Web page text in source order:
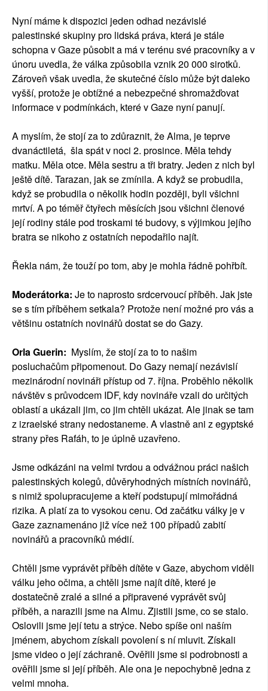
Nyní máme k dispozici jeden odhad nezávislé
palestinské skupiny pro lidská práva, která je stále
schopna v Gaze působit a má v terénu své pracovníky a v
únoru uvedla, že válka způsobila vznik 20 000 sirotků.
Zároveň však uvedla, že skutečné číslo může být daleko
vyšší, protože je obtížné a nebezpečné shromažďovat
informace v podmínkách, které v Gaze nyní panují.
A myslím, že stojí za to zdůraznit, že Alma, je teprve
dvanáctiletá, šla spát v noci 2. prosince. Měla tehdy
matku. Měla otce. Měla sestru a tři bratry. Jeden z nich byl
ještě dítě. Tarazan, jak se zmínila. A když se probudila,
když se probudila o několik hodin později, byli všichni
mrtví. A po téměř čtyřech měsících jsou všichni členové
její rodiny stále pod troskami té budovy, s výjimkou jejího
bratra se nikoho z ostatních nepodařilo najít.
Řekla nám, že touží po tom, aby je mohla řádně pohřbít.
Moderátorka: Je to naprosto srdcervoucí příběh. Jak jste
se s tím příběhem setkala? Protože není možné pro vás a
většinu ostatních novinářů dostat se do Gazy.
Orla Guerin: Myslím, že stojí za to to našim
posluchačům připomenout. Do Gazy nemají nezávislí
mezinárodní novináři přístup od 7. října. Proběhlo několik
návštěv s průvodcem IDF, kdy novináře vzali do určitých
oblastí a ukázali jim, co jim chtěli ukázat. Ale jinak se tam
z izraelské strany nedostaneme. A vlastně ani z egyptské
strany přes Rafáh, to je úplně uzavřeno.
Jsme odkázáni na velmi tvrdou a odvážnou práci našich
palestinských kolegů, důvěryhodných místních novinářů,
s nimiž spolupracujeme a kteří podstupují mimořádná
rizika. A platí za to vysokou cenu. Od začátku války je v
Gaze zaznamenáno již více než 100 případů zabití
novinářů a pracovníků médií.
Chtěli jsme vyprávět příběh dítěte v Gaze, abychom viděli
válku jeho očima, a chtěli jsme najít dítě, které je
dostatečně zralé a silné a připravené vyprávět svůj
příběh, a narazili jsme na Almu. Zjistili jsme, co se stalo.
Oslovili jsme její tetu a strýce. Nebo spíše oni naším
jménem, abychom získali povolení s ní mluvit. Získali
jsme video o její záchraně. Ověřili jsme si podrobnosti a
ověřili jsme si její příběh. Ale ona je nepochybně jedna z
velmi mnoha.